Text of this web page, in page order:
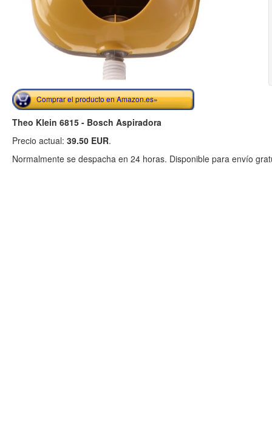
Comprar el producto en Amazon.es»
Theo Klein 6815 - Bosch Aspiradora
Precio actual: 39.50 EUR.
Normalmente se despacha en 24 horas. Disponible para envío